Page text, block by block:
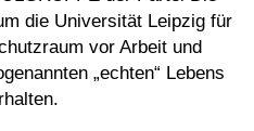
die Universität Leipzig für
vor Arbeit und
„echten“ Lebens